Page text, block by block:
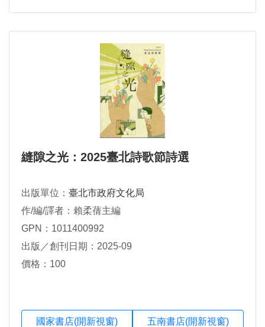
縫隙之光：2025臺北詩歌節詩選
出版單位： 臺北市政府文化局
作/編/譯者：賴柔蒨主編
GPN：1011400992
出版／創刊日期：2025-09
價格：100
國家書店(開新視窗) 五南書店(開新視窗)